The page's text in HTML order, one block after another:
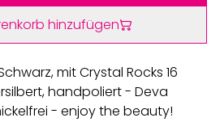
hinzufügen
mit Crystal Rocks 16
handpoliert - Deva
- enjoy the beauty!